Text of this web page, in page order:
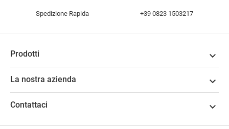
Spedizione Rapida +39 0823 1503217
Prodotti 
La nostra azienda 
Contattaci 